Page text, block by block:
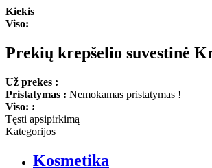
Kiekis
Viso:
Prekių krepšelio suvestinė
Už prekes :
Pristatymas : Nemokamas pristatymas !
Viso: :
Tęsti apsipirkimą
Kategorijos
Kosmetika